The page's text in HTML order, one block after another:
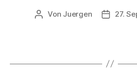
Beitragsautor
Von Juergen 27.